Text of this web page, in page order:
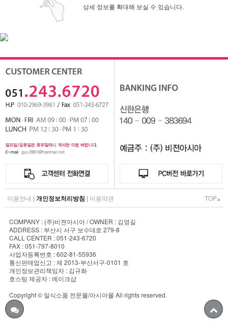
상세 정보를 확대해 보실 수 있습니다.
이용안내 | 개인정보처리방침 | 이용약관 TOP▲
COMPANY : (주)비젼아시아 / OWNER : 김영길
ADDRESS : 부산시 서구 보수대로 279-8
CALL CENTER : 051-243-6720
FAX : 051-797-8010
사업자등록번호 : 602-81-55936
통신판매업신고 : 제 2013-부산서구-0101 호
개인정보관리책임자 : 김규화
호스팅 제공자 : 메이크샵
Copyright © 일식소품 전문몰/아시아몰 All rights reserved.